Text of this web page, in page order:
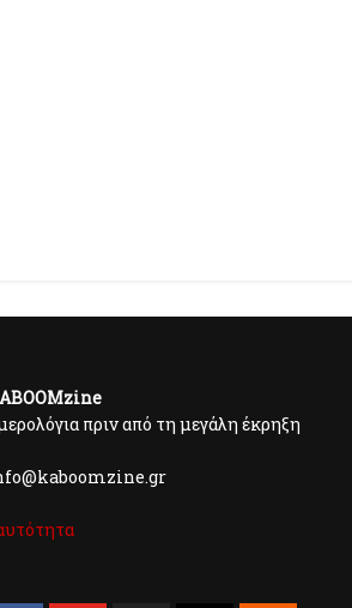
πριν από τη μεγάλη έκρηξη